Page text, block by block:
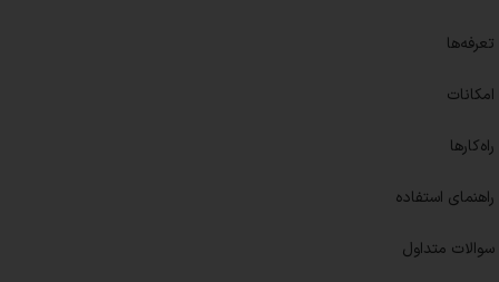
تعرفه‌ها
امکانات
راه‌کارها
راهنمای استفاده
سوالات متداول